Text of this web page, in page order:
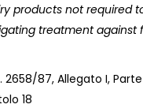
products not required
treatment against
2658/87, Allegato I,
18